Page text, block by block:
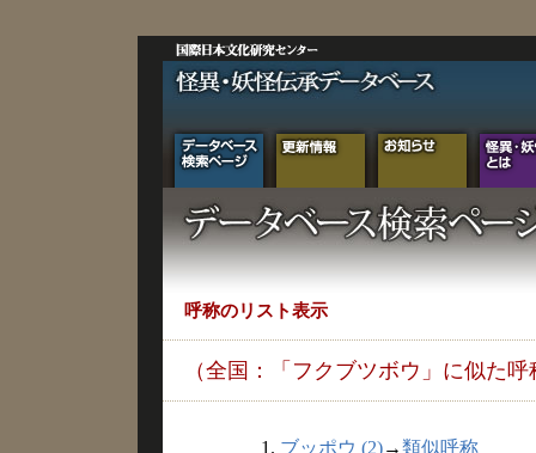
呼称のリスト表示
（全国：「フクブツボウ」に似た呼
1. ブッポウ (2)→類似呼称